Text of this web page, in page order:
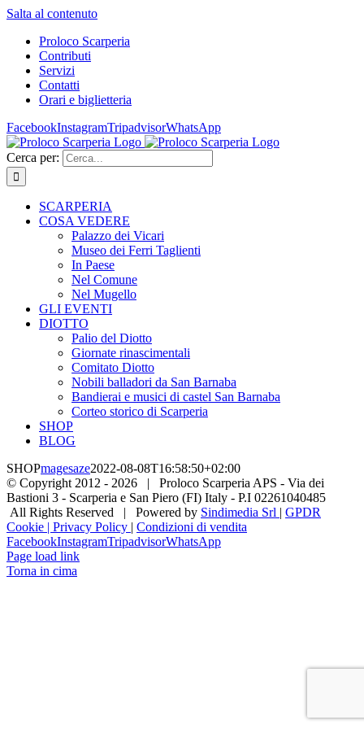
Salta al contenuto
Proloco Scarperia
Contributi
Servizi
Contatti
Orari e biglietteria
FacebookInstagramTripadvisorWhatsApp
Cerca per:
SCARPERIA
COSA VEDERE
Palazzo dei Vicari
Museo dei Ferri Taglienti
In Paese
Nel Comune
Nel Mugello
GLI EVENTI
DIOTTO
Palio del Diotto
Giornate rinascimentali
Comitato Diotto
Nobili balladori da San Barnaba
Bandierai e musici di castel San Barnaba
Corteo storico di Scarperia
SHOP
BLOG
SHOPmagesaze2022-08-08T16:58:50+02:00
© Copyright 2012 - 2026 | Proloco Scarperia APS - Via dei
Bastioni 3 - Scarperia e San Piero (FI) Italy - P.I 02261040485
All Rights Reserved | Powered by Sindimedia Srl | GPDR
Cookie | Privacy Policy | Condizioni di vendita
FacebookInstagramTripadvisorWhatsApp
Page load link
Torna in cima